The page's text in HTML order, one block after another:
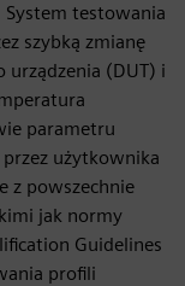
testowania
szybką zmianę
urządzenia (DUT) i
parametru
użytkownika
z powszechnie
jak normy
Guidelines
profili